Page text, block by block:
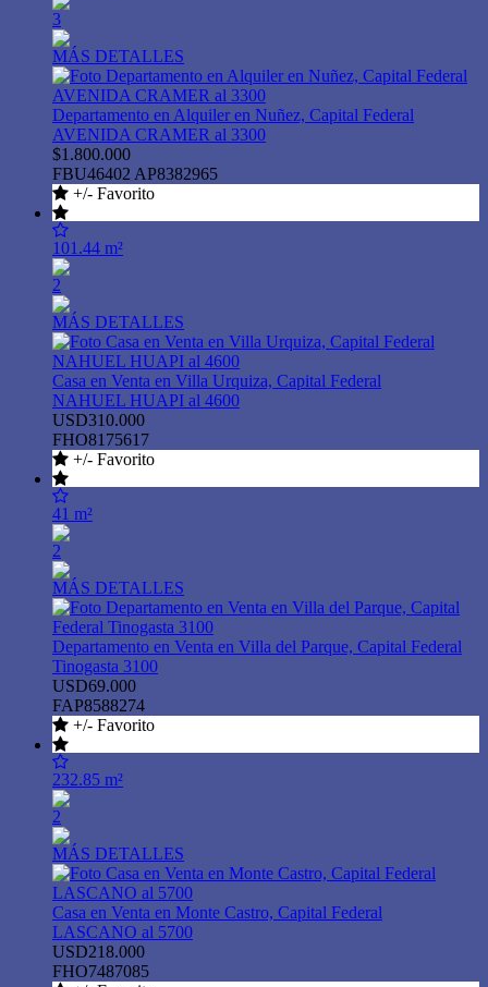
3
MÁS DETALLES
Departamento en Alquiler en Nuñez, Capital Federal
AVENIDA CRAMER al 3300
$1.800.000
FBU46402 AP8382965
+/- Favorito
101.44 m²
2
MÁS DETALLES
Casa en Venta en Villa Urquiza, Capital Federal
NAHUEL HUAPI al 4600
USD310.000
FHO8175617
+/- Favorito
41 m²
2
MÁS DETALLES
Departamento en Venta en Villa del Parque, Capital Federal
Tinogasta 3100
USD69.000
FAP8588274
+/- Favorito
232.85 m²
2
MÁS DETALLES
Casa en Venta en Monte Castro, Capital Federal
LASCANO al 5700
USD218.000
FHO7487085